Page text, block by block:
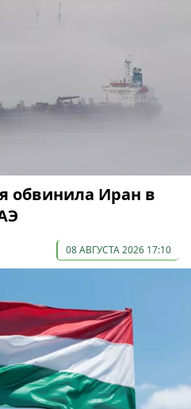
обвинила Иран в
08 АВГУСТА 2026 17:10